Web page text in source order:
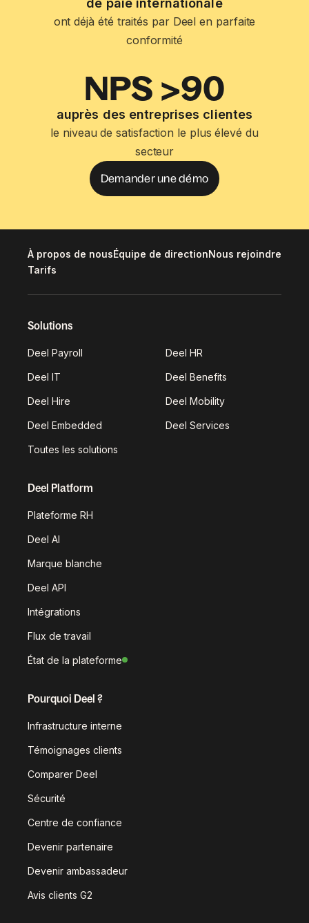
de paie internationale
ont déjà été traités par Deel en parfaite
conformité
NPS >90
auprès des entreprises clientes
le niveau de satisfaction le plus élevé du
secteur
Demander une démo
À propos de nousÉquipe de directionNous rejoindre
Tarifs
Solutions
Deel Payroll Deel HR
Deel IT Deel Benefits
Deel Hire Deel Mobility
Deel Embedded Deel Services
Toutes les solutions
Deel Platform
Plateforme RH
Deel AI
Marque blanche
Deel API
Intégrations
Flux de travail
État de la plateforme
Pourquoi Deel ?
Infrastructure interne
Témoignages clients
Comparer Deel
Sécurité
Centre de confiance
Devenir partenaire
Devenir ambassadeur
Avis clients G2